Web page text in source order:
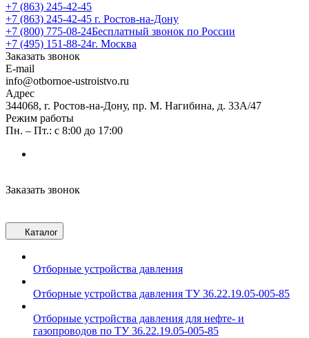
+7 (863) 245-42-45
+7 (863) 245-42-45 г. Ростов-на-Дону
+7 (800) 775-08-24Бесплатный звонок по России
+7 (495) 151-88-24г. Москва
Заказать звонок
E-mail
info@otbornoe-ustroistvo.ru
Адрес
344068, г. Ростов-на-Дону, пр. М. Нагибина, д. 33А/47
Режим работы
Пн. – Пт.: с 8:00 до 17:00
Заказать звонок
Каталог
Отборные устройства давления
Отборные устройства давления ТУ 36.22.19.05-005-85
Отборные устройства давления для нефте- и
газопроводов по ТУ 36.22.19.05-005-85